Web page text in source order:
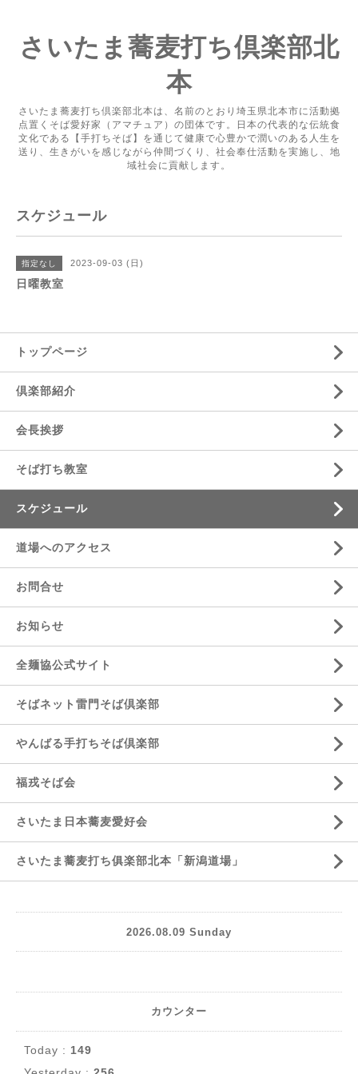
さいたま蕎麦打ち倶楽部北
本
さいたま蕎麦打ち倶楽部北本は、名前のとおり埼玉県北本市に活動拠
点置くそば愛好家（アマチュア）の団体です。日本の代表的な伝統食
文化である【手打ちそば】を通じて健康で心豊かで潤いのある人生を
送り、生きがいを感じながら仲間づくり、社会奉仕活動を実施し、地
域社会に貢献します。
スケジュール
指定なし 2023-09-03 (日)
日曜教室
トップページ
倶楽部紹介
会長挨拶
そば打ち教室
スケジュール
道場へのアクセス
お問合せ
お知らせ
全麺協公式サイト
そばネット雷門そば倶楽部
やんばる手打ちそば倶楽部
福戎そば会
さいたま日本蕎麦愛好会
さいたま蕎麦打ち俱楽部北本「新潟道場」
2026.08.09 Sunday
カウンター
Today : 149